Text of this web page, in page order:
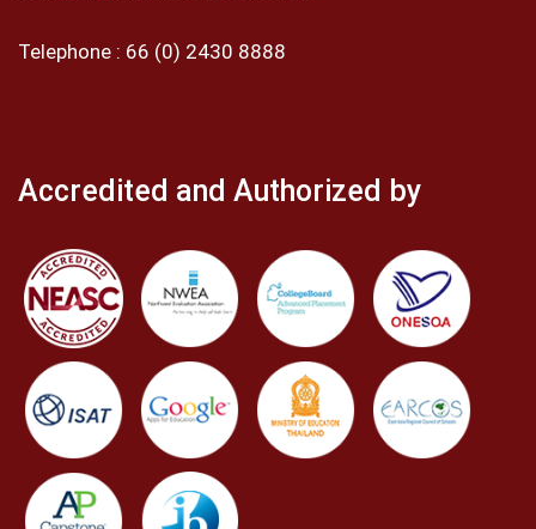
Telephone : 66 (0) 2430 8888
Accredited and Authorized by